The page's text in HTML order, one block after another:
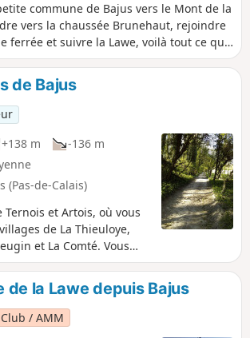
commune de Bajus vers le Mont de la
vers la chaussée Brunehaut, rejoindre
ferrée et suivre la Lawe, voilà tout ce que
vous ne faîtes pas cette belle randonnée
plaine et bois et petits dénivelés.
de Bajus
+138 m
-136 m
(Pas-de-Calais)
Ternois et Artois, où vous
de La Thieuloye,
et La Comté. Vous
sur des chemins dont
être boueux en temps de
des Hazois, vous
un joli 360° par beau
de la Lawe depuis Bajus
/ AMM